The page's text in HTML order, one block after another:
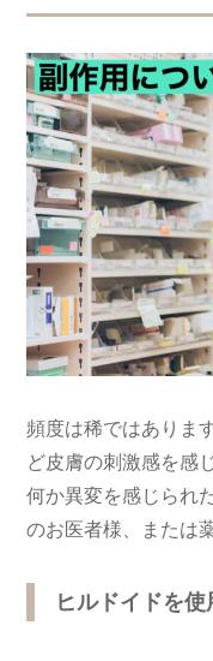
頻度は稀ではありま
ど皮膚の刺激感を感
何か異変を感じられ
のお医者様、または
ヒルドイドを